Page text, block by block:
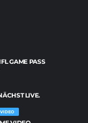
GAME PASS
LIVE.